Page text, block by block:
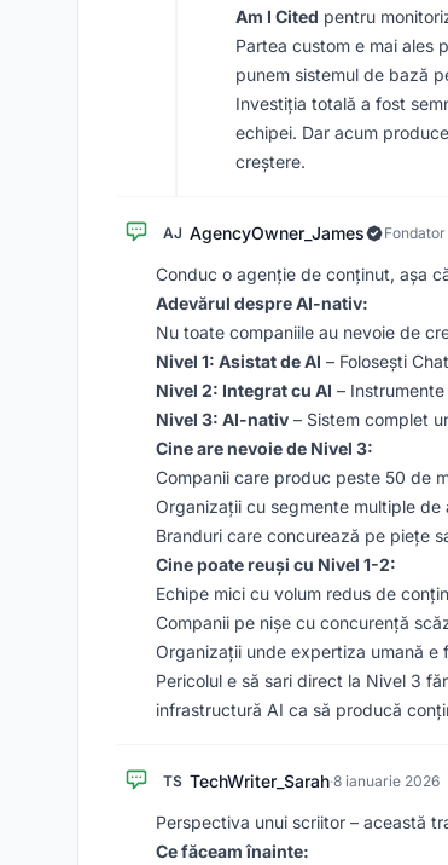
Am I Cited pentru
Partea custom e mai ales
punem sistemul de bază
Investiția totală a fost
echipei. Dar acum
creștere.
AJ AgencyOwner_James
Conduc o agenție de conținut, așa
Adevărul despre AI-nativ:
Nu toate companiile au nevoie de
Nivel 1: Asistat de AI – Folosești
Nivel 2: Integrat cu AI –
Nivel 3: AI-nativ – Sistem complet
Cine are nevoie de Nivel 3:
Companii care produc peste 50 de
Organizații cu segmente multiple
Branduri care concurează pe piețe
Cine poate reuși cu Nivel 1-2:
Echipe mici cu volum redus de
Companii pe nișe cu concurență
Organizații unde expertiza umană
Pericolul e să sari direct la Nivel 3
infrastructură AI ca să producă
TS TechWriter_Sarah·8 ianuarie 2026
Perspectiva unui scriitor – această
Ce făceam înainte: